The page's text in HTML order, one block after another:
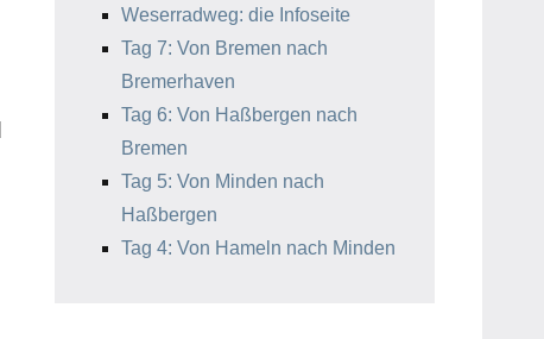
Weserradweg: die Infoseite
Tag 7: Von Bremen nach
Bremerhaven
Tag 6: Von Haßbergen nach
Bremen
Tag 5: Von Minden nach
Haßbergen
Tag 4: Von Hameln nach Minden